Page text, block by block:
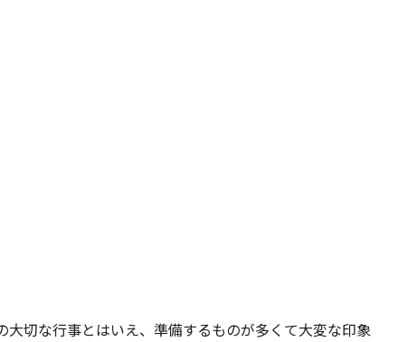
切な行事とはいえ、準備するものが多くて大変な印象